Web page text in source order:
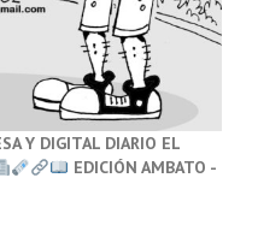
Y DIGITAL DIARIO EL
EDICIÓN AMBATO -